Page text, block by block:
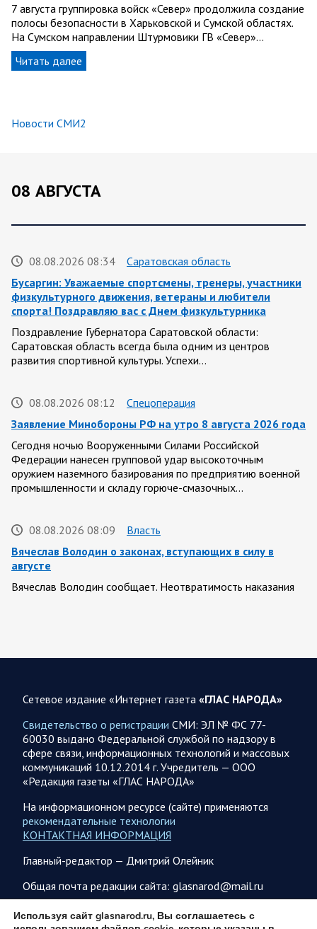
7 августа группировка войск «Север» продолжила создание
полосы безопасности в Харьковской и Сумской областях.
На Сумском направлении Штурмовики ГВ «Север»…
Читать далее
Новости СМИ2
08 АВГУСТА
08.08.2026 08:34
Саратовская область
Бусаргин: Уважаемые спортсмены, тренеры, участники
физкультурного движения, ветераны и любители
спорта! Поздравляю вас с Днем физкультурника
Поздравление Губернатора Саратовской области:
Саратовская область всегда была одним из центров
развития спортивной культуры. Успехи…
08.08.2026 08:12
Спецоперация
Заявление Минобороны РФ на утро 8 августа 2026 года
Сегодня ночью Вооруженными Силами Российской
Федерации нанесен групповой удар высокоточным
оружием наземного базирования по предприятию военной
промышленности и складу горюче-смазочных…
08.08.2026 08:09
Власть
Вячеслав Володин о законах, вступающих в силу в
августе
Вячеслав Володин сообщает. Неотвратимость наказания
08.08.2026 07:43
Белгородская область
население приграничных районов. Данные на 8 августа
силах ничего противопоставить на поле боя, атаковала
гражданское население Белгородской…
08.08.2026 06:51
Спецоперация
Сводка на утро 8 августа 2026 года от Двух майоров
Ночью ВС России ударили ракетным вооружением по
Киеву. Также прилетело по объектам в Днепровской,
Сумской и Одесской областям. Ранее поражены…
08.08.2026 06:48
Курская область
Обстановка в Курском приграничье на утро 8 августа
Сетевое издание «Интернет газета «ГЛАС НАРОДА»
Свидетельство о регистрации СМИ: ЭЛ № ФС 77-
60030 выдано Федеральной службой по надзору в
сфере связи, информационных технологий и массовых
коммуникаций 10.12.2014 г. Учредитель — ООО
«Редакция газеты «ГЛАС НАРОДА»
На информационном ресурсе (сайте) применяются
рекомендательные технологии
КОНТАКТНАЯ ИНФОРМАЦИЯ
Главный-редактор — Дмитрий Олейник
Общая почта редакции сайта: glasnarod@mail.ru
ПОДПИСКА
Используя сайт glasnarod.ru, Вы соглашаетесь с